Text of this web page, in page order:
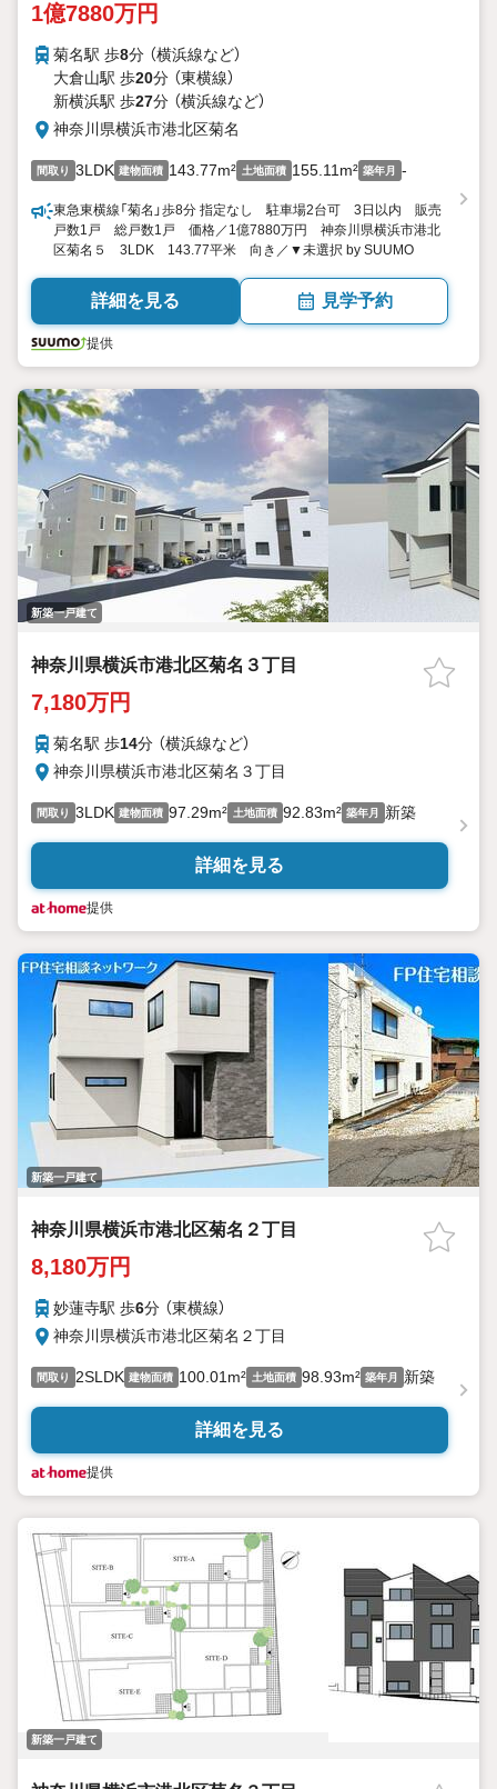
1億7880万円
菊名駅 歩8分 （横浜線など）
大倉山駅 歩20分 （東横線）
新横浜駅 歩27分 （横浜線など）
神奈川県横浜市港北区菊名
間取り 3LDK 建物面積 143.77m² 土地面積 155.11m² 築年月 -
東急東横線「菊名」歩8分 指定なし 駐車場2台可 3日以内 販売
戸数1戸 総戸数1戸 価格／1億7880万円 神奈川県横浜市港北
区菊名５ 3LDK 143.77平米 向き／▼未選択 by SUUMO
詳細を見る 見学予約
提供
新築一戸建て
神奈川県横浜市港北区菊名３丁目
7,180万円
菊名駅 歩14分 （横浜線など）
神奈川県横浜市港北区菊名３丁目
間取り 3LDK 建物面積 97.29m² 土地面積 92.83m² 築年月 新築
詳細を見る
提供
新築一戸建て
神奈川県横浜市港北区菊名２丁目
8,180万円
妙蓮寺駅 歩6分 （東横線）
神奈川県横浜市港北区菊名２丁目
間取り 2SLDK 建物面積 100.01m² 土地面積 98.93m² 築年月 新築
詳細を見る
提供
新築一戸建て